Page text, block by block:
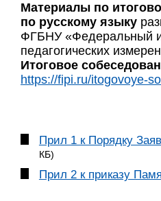
Материалы по
по русскому языку
ФГБНУ «Федеральный
педагогических
Итоговое
https://fipi.ru/itogovoye-
Прил 1 к Порядку
КБ)
Прил 2 к приказу